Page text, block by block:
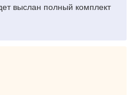
выслан полный комплект